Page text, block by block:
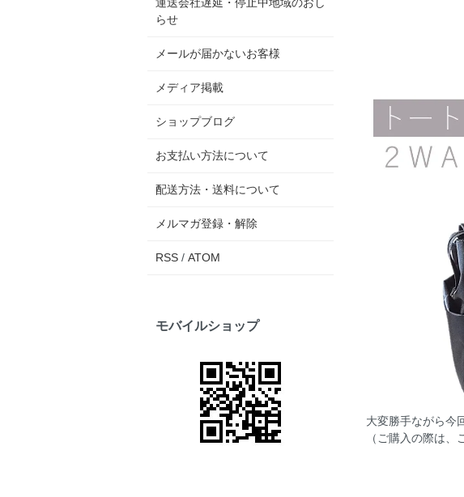
大変勝手ながら今
（ご購入の際は、
らせ
メールが届かないお客様
メディア掲載
ショップブログ
お支払い方法について
配送方法・送料について
メルマガ登録・解除
RSS/ ATOM
モバイルショップ